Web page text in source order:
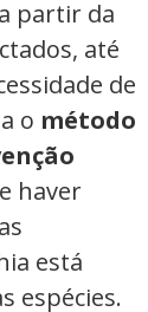
partir da
até
de
o método
haver
está
espécies.